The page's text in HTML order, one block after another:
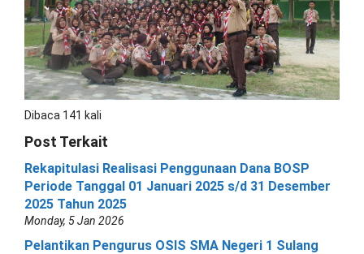
Dibaca 141 kali
Post Terkait
Rekapitulasi Realisasi Penggunaan Dana BOSP
Periode Tanggal 01 Januari 2025 s/d 31 Desember
2025 Tahun 2025
Monday, 5 Jan 2026
Pelantikan Pengurus OSIS SMA Negeri 1 Sulang